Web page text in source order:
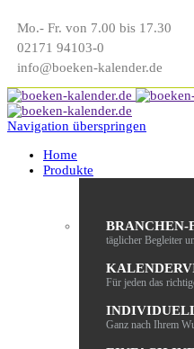
Mo.- Fr. von 7.00 bis 17.30
02171 94103-0
info@boeken-kalender.de
Navigation überspringen
Home
Produkte
BRANCHEN-
täglicher Begleiter
Für jeden das
Ganz nach Ihrem